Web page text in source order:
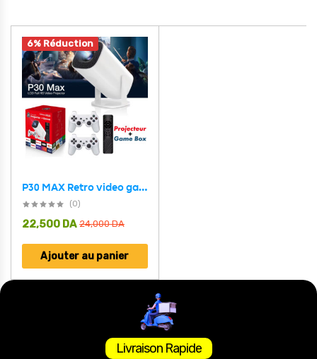
6% Réduction
P30 MAX Retro video game consoles Android11 et Projecteur 4K
(0)
24,000DA
22,500 DA
Ajouter au panier
Livraison Rapide